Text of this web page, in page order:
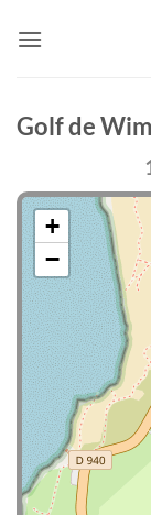
Golf de
+
−